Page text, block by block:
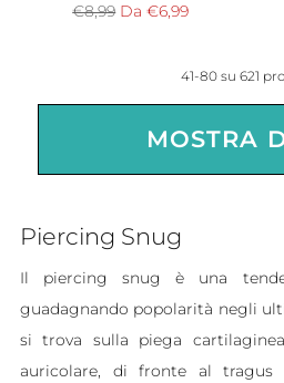
Prezzo
€8,99 Da €6,99
41-80 su 621
MOSTRA
Piercing Snug
Il piercing snug è una
guadagnando popolarità negli
si trova sulla piega
auricolare, di fronte al